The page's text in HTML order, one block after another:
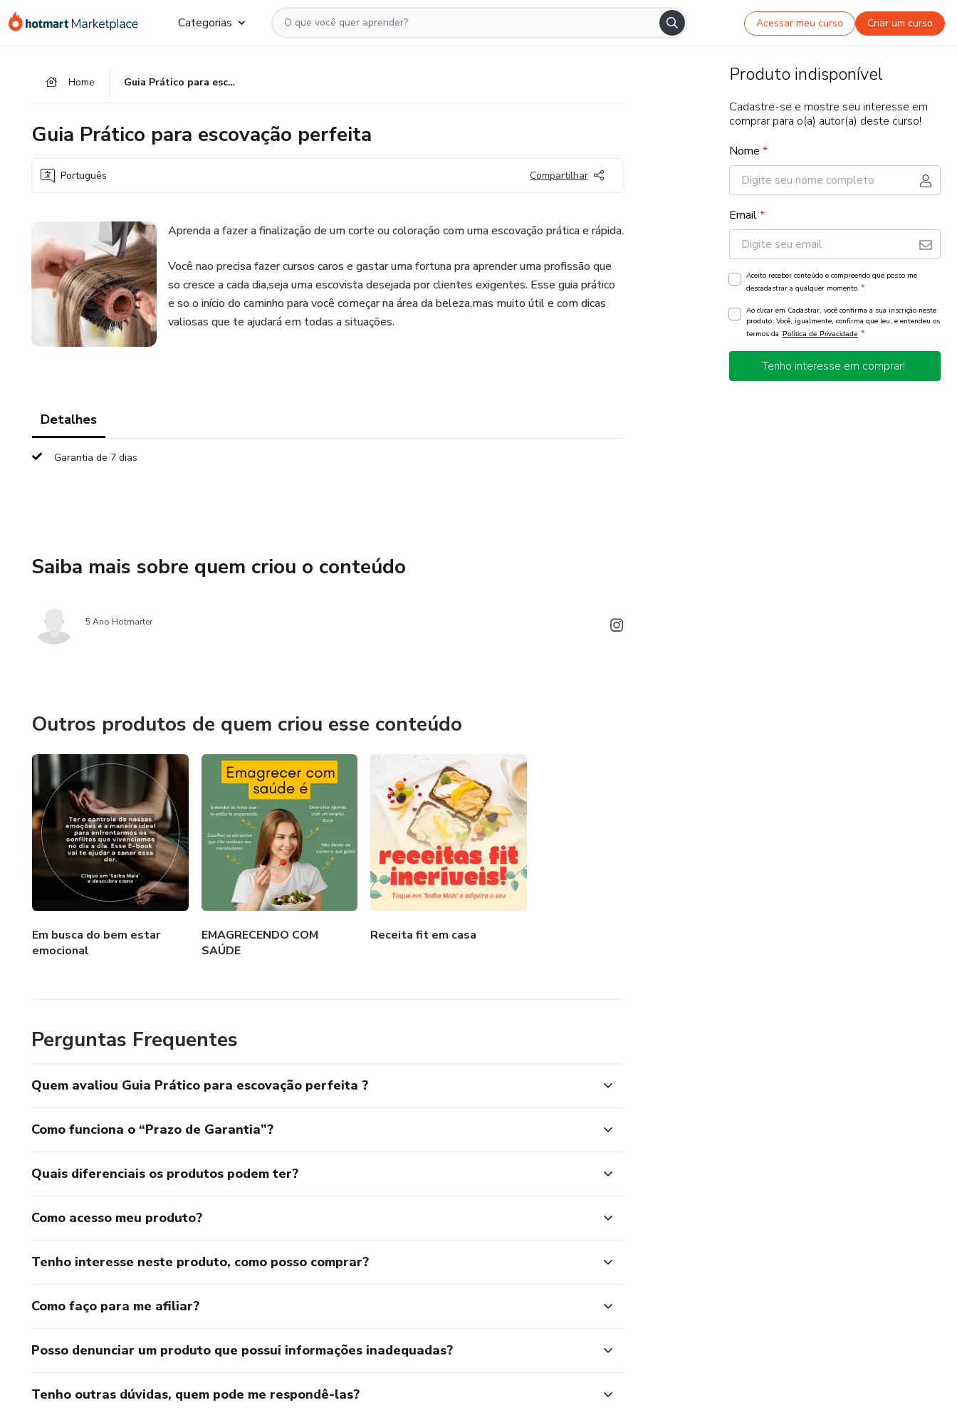
para
para
para
Categorias Acessar meu curso Criar um curso
Home Guia Prático para escovação perfeita
Guia Prático para escovação perfeita
Português Compartilhar
Aprenda a fazer a finalização de um corte ou coloração com uma escovação prática e rápida.
Você nao precisa fazer cursos caros e gastar uma fortuna pra aprender uma profissão que
so cresce a cada dia,seja uma escovista desejada por clientes exigentes. Esse guia prático
e so o início do caminho para você começar na área da beleza,mas muito útil e com dicas
valiosas que te ajudará em todas a situações.
Detalhes
Garantia de 7 dias
Saiba mais sobre quem criou o conteúdo
5 Ano Hotmarter
Outros produtos de quem criou esse conteúdo
Em busca do bem estar
emocional
EMAGRECENDO COM
SAÚDE
Receita fit em casa
Perguntas Frequentes
Quem avaliou Guia Prático para escovação perfeita ?
Como funciona o “Prazo de Garantia”?
Quais diferenciais os produtos podem ter?
Como acesso meu produto?
Tenho interesse neste produto, como posso comprar?
Como faço para me afiliar?
Posso denunciar um produto que possui informações inadequadas?
Tenho outras dúvidas, quem pode me respondê-las?
Produto indisponível
Cadastre-se e mostre seu interesse em
comprar para o(a) autor(a) deste curso!
Nome *
Email*
Aceito receber conteúdo e compreendo que posso me
descadastrar a qualquer momento. *
Ao clicar em Cadastrar, você confirma a sua inscrição neste
produto. Você, igualmente, confirma que leu, e entendeu os
termos da Política de Privacidade *
Tenho interesse em comprar!